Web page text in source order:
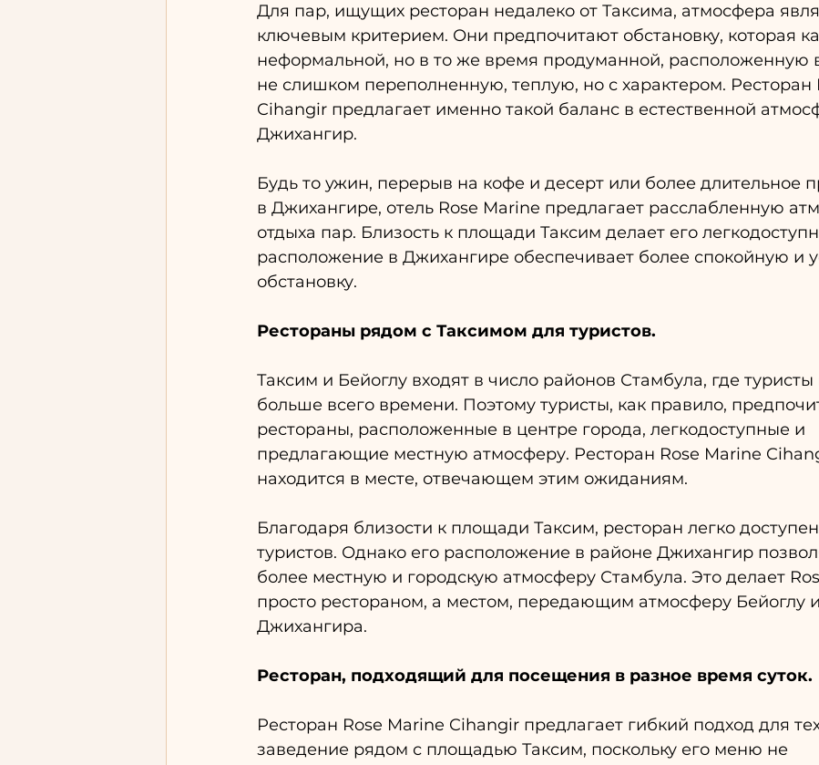
Для пар, ищущих ресторан недалеко от Таксима, атмосфера
ключевым критерием. Они предпочитают обстановку, которая
неформальной, но в то же время продуманной, расположенную
не слишком переполненную, теплую, но с характером. Ресторан
Cihangir предлагает именно такой баланс в естественной
Джихангир.
Будь то ужин, перерыв на кофе и десерт или более длительное
в Джихангире, отель Rose Marine предлагает расслабленную
отдыха пар. Близость к площади Таксим делает его
расположение в Джихангире обеспечивает более спокойную и
обстановку.
Рестораны рядом с Таксимом для туристов.
Таксим и Бейоглу входят в число районов Стамбула, где
больше всего времени. Поэтому туристы, как правило,
рестораны, расположенные в центре города, легкодоступные и
предлагающие местную атмосферу. Ресторан Rose Marine
находится в месте, отвечающем этим ожиданиям.
Благодаря близости к площади Таксим, ресторан легко
туристов. Однако его расположение в районе Джихангир
более местную и городскую атмосферу Стамбула. Это делает
просто рестораном, а местом, передающим атмосферу Бейоглу и
Джихангира.
Ресторан, подходящий для посещения в разное время суток.
Ресторан Rose Marine Cihangir предлагает гибкий подход для
заведение рядом с площадью Таксим, поскольку его меню не